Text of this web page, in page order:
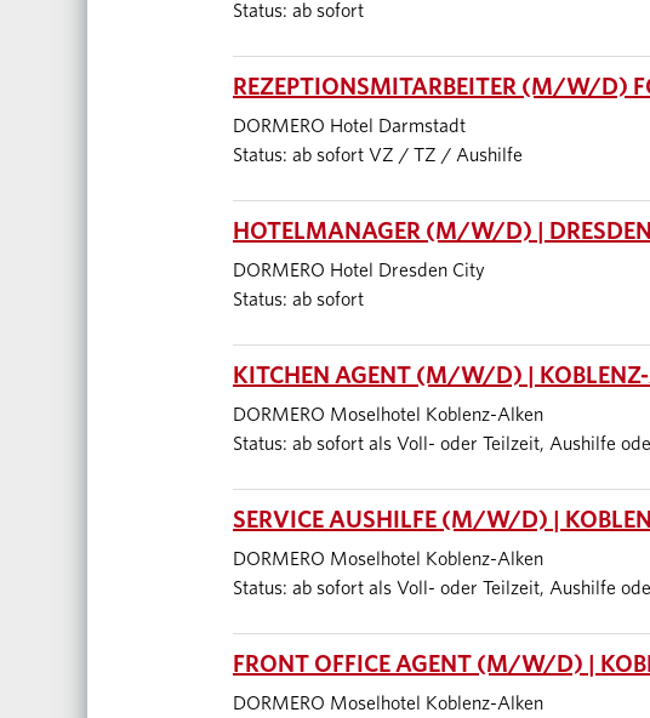
Status: ab sofort
REZEPTIONSMITARBEITER (M/W/D)
DORMERO Hotel Darmstadt
Status: ab sofort VZ / TZ / Aushilfe
HOTELMANAGER (M/W/D) |
DORMERO Hotel Dresden City
Status: ab sofort
KITCHEN AGENT (M/W/D) |
DORMERO Moselhotel Koblenz-Alken
Status: ab sofort als Voll- oder Teilzeit, Aushilfe
SERVICE AUSHILFE (M/W/D) |
DORMERO Moselhotel Koblenz-Alken
Status: ab sofort als Voll- oder Teilzeit, Aushilfe
FRONT OFFICE AGENT (M/W/D) |
DORMERO Moselhotel Koblenz-Alken